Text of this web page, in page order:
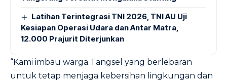
Latihan Terintegrasi TNI 2026, TNI AU Uji
Kesiapan Operasi Udara dan Antar Matra,
12.000 Prajurit Diterjunkan
“Kami imbau warga Tangsel yang berlebaran
untuk tetap menjaga kebersihan lingkungan dan